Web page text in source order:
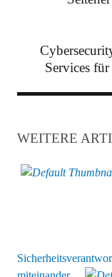
Services
WEITERE